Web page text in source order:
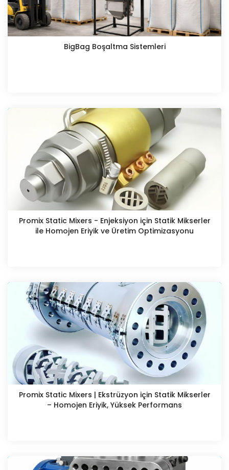
BigBag Boşaltma Sistemleri
Promix Static Mixers - Enjeksiyon için Statik Mikserler
ile Homojen Eriyik ve Üretim Optimizasyonu
Promix Static Mixers | Ekstrüzyon için Statik Mikserler
– Homojen Eriyik, Yüksek Performans